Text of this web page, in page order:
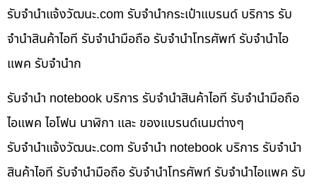
รับจํานําแจ้งวัฒนะ.com รับจำนำกระเป๋าแบรนด์ บริการ รับ
จำนำสินค้าไอที รับจำนำมือถือ รับจำนำโทรศัพท์ รับจำนำไอ
แพค รับจำนำก
รับจำนำ notebook บริการ รับจำนำสินค้าไอที รับจำนำมือถือ
ไอแพค ไอโฟน นาฬิกา และ ของแบรนด์เนมต่างๆ
รับจํานําแจ้งวัฒนะ.com รับจำนำ notebook บริการ รับจำนำ
สินค้าไอที รับจำนำมือถือ รับจำนำโทรศัพท์ รับจำนำไอแพค รับ